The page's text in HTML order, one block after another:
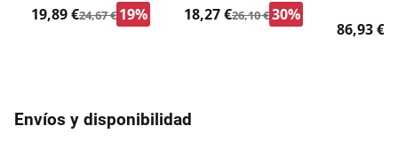
19,89 €24,67 € 19% 18,27 €26,10 €30%
86,93 €
Envíos y disponibilidad